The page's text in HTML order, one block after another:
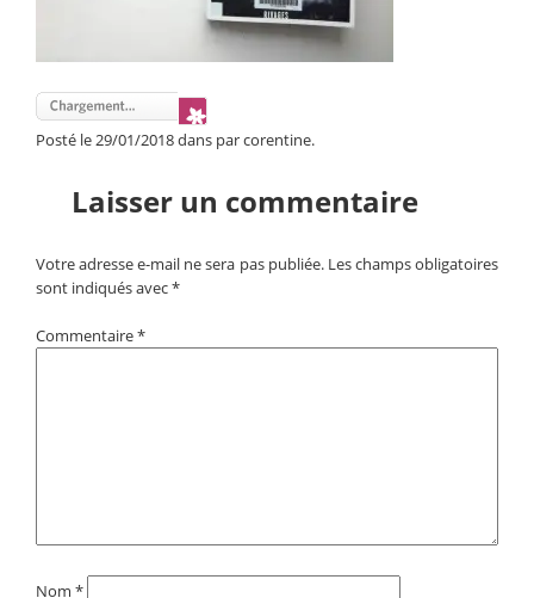
Posté le 29/01/2018 dans par corentine.
Laisser un commentaire
Votre adresse e-mail ne sera pas publiée. Les champs obligatoires
sont indiqués avec*
Commentaire*
Nom *